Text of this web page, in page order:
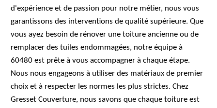
d'expérience et de passion pour notre métier, nous vous
garantissons des interventions de qualité supérieure. Que
vous ayez besoin de rénover une toiture ancienne ou de
remplacer des tuiles endommagées, notre équipe à
60480 est prête à vous accompagner à chaque étape.
Nous nous engageons à utiliser des matériaux de premier
choix et à respecter les normes les plus strictes. Chez
Gresset Couverture, nous savons que chaque toiture est